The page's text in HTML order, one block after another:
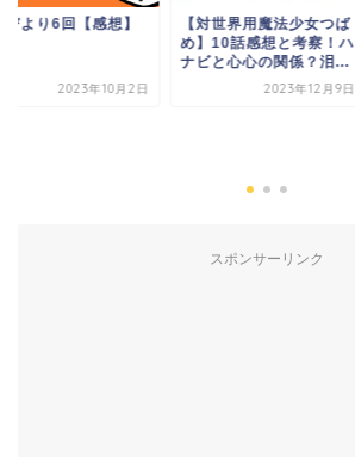
びより6回【感想】
2023年10月2日
【対世界用魔法少女つば
め】10話感想と考察！ハ
ナビと心心の関係？泪...
2023年12月9日
スポンサーリンク